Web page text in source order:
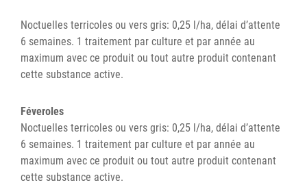
Noctuelles terricoles ou vers gris: 0,25 l/ha, délai d’attente
6 semaines. 1 traitement par culture et par année au
maximum avec ce produit ou tout autre produit contenant
cette substance active.
Féveroles
Noctuelles terricoles ou vers gris: 0,25 l/ha, délai d’attente
6 semaines. 1 traitement par culture et par année au
maximum avec ce produit ou tout autre produit contenant
cette substance active.